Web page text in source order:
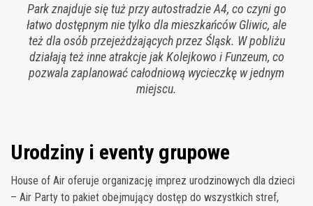
Park znajduje się tuż przy autostradzie A4, co czyni go
łatwo dostępnym nie tylko dla mieszkańców Gliwic, ale
też dla osób przejeżdżających przez Śląsk. W pobliżu
działają też inne atrakcje jak Kolejkowo i Funzeum, co
pozwala zaplanować całodniową wycieczkę w jednym
miejscu.
Urodziny i eventy grupowe
House of Air oferuje organizację imprez urodzinowych dla dzieci
– Air Party to pakiet obejmujący dostęp do wszystkich stref,